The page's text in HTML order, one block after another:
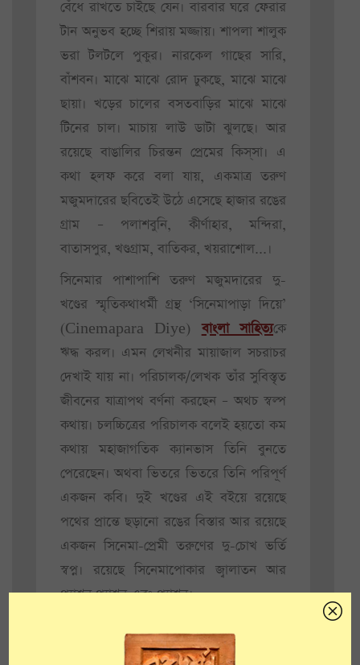
বেঁধে রাখতে চাইছে যেন। বারবার ঘরে ফেরার
টান অনুভব হচ্ছে শিরায় মজ্জায়। শাপলা শালুক
ভরা টলটলে পুকুর। নারকেল গাছের সারি,
বাঁশবন। মাঝে মাঝে রোদ ঢুকছে, মাঝে মাঝে
ছায়া। খড়ের চালের বসতবাড়ির মাঝে মাঝে
টিনের চাল। মাচায় লাউ ডাটা ঝুলছে। আর
রয়েছে বাঙালির চিরন্তন প্রেমের কিস্‌সা। এ
কথা হলফ করে বলা যায়, একমাত্র তরুণ
মজুমদারের ছবিতেই উঠে এসেছে হাজার রঙের
গ্রাম – পলাশবুনি, কীর্ণাহার, মন্দিরা,
বাতাসপুর, খণ্ডগ্রাম, বাতিকর, খয়রাশোল...।
সিনেমার পাশাপাশি তরুণ মজুমদারের দু-
খণ্ডের স্মৃতিকথাধর্মী গ্রন্থ ‘সিনেমাপাড়া দিয়ে’
(Cinemapara Diye)বাংলা সাহিত্যকে
ঋদ্ধ করল। এমন লেখনীর মায়াজাল সচরাচর
দেখাই যায় না। পরিচালক/লেখক তাঁর সুবিস্তৃত
জীবনের যাত্রাপথ বর্ণনা করছেন – অথচ স্বল্প
কথায়। চলচ্চিত্রের পরিচালক বলেই হয়তো কম
কথায় মহাজাগতিক ক্যানভাস তিনি বুনতে
পেরেছেন। অথবা ভিতরে ভিতরে তিনি পরিপূর্ণ
একজন কবি। দুই খণ্ডের এই বইয়ে রয়েছে
পথের প্রান্তে ছড়ানো রঙের বিস্তার আর রয়েছে
একজন সিনেমা-প্রেমী তরুণের দু-চোখ ভর্তি
স্বপ্ন। রয়েছে সিনেমাপোকার জ্বালাতন আর
প্যাশন প্যাশন এবং প্যাশন।